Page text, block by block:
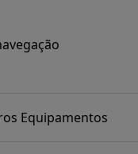
Equipamentos